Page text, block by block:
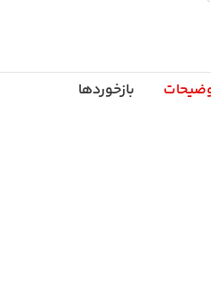
بازخوردها